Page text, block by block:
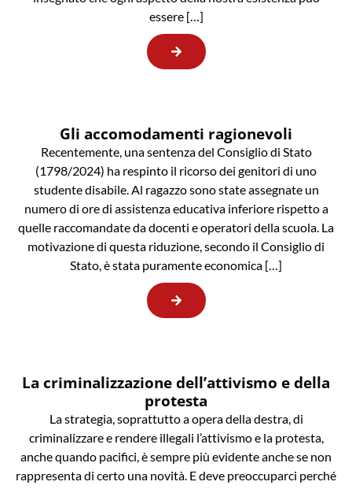
essere […]
Gli accomodamenti ragionevoli
Recentemente, una sentenza del Consiglio di Stato
(1798/2024) ha respinto il ricorso dei genitori di uno
studente disabile. Al ragazzo sono state assegnate un
numero di ore di assistenza educativa inferiore rispetto a
quelle raccomandate da docenti e operatori della scuola. La
motivazione di questa riduzione, secondo il Consiglio di
Stato, è stata puramente economica […]
La criminalizzazione dell’attivismo e della
protesta
La strategia, soprattutto a opera della destra, di
criminalizzare e rendere illegali l’attivismo e la protesta,
anche quando pacifici, è sempre più evidente anche se non
rappresenta di certo una novità. E deve preoccuparci perché